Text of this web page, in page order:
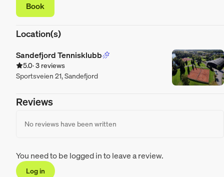
Book
Location(s)
Sandefjord Tennisklubb
5.0· 3 reviews
Sportsveien 21, Sandefjord
Reviews
No reviews have been written
You need to be logged in to leave a review.
Log in